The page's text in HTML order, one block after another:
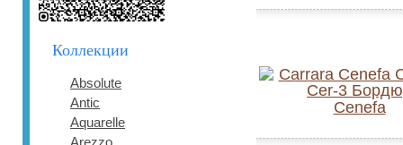
Коллекции
Absolute
Antic
Aquarelle
Arezzo
Cenefa